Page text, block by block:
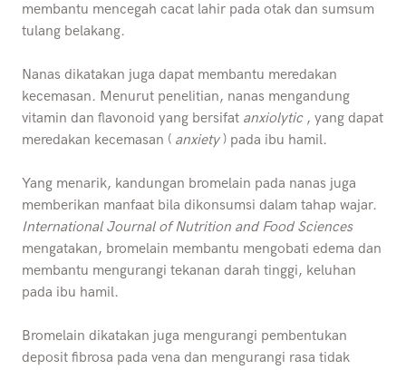
membantu mencegah cacat lahir pada otak dan sumsum
tulang belakang.
Nanas dikatakan juga dapat membantu meredakan
kecemasan. Menurut penelitian, nanas mengandung
vitamin dan flavonoid yang bersifat anxiolytic , yang dapat
meredakan kecemasan ( anxiety) pada ibu hamil.
Yang menarik, kandungan bromelain pada nanas juga
memberikan manfaat bila dikonsumsi dalam tahap wajar.
International Journal of Nutrition and Food Sciences
mengatakan, bromelain membantu mengobati edema dan
membantu mengurangi tekanan darah tinggi, keluhan
pada ibu hamil.
Bromelain dikatakan juga mengurangi pembentukan
deposit fibrosa pada vena dan mengurangi rasa tidak